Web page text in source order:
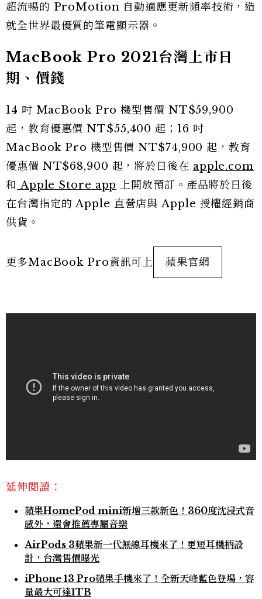
超流暢的 ProMotion 自動適應更新頻率技術，造
就全世界最優質的筆電顯示器。
MacBook Pro 2021台灣上市日
期、價錢
14 吋 MacBook Pro 機型售價 NT$59,900
起，教育優惠價 NT$55,400 起；16 吋
MacBook Pro 機型售價 NT$74,900 起，教育
優惠價 NT$68,900 起，將於日後在 apple.com
和 Apple Store app
上開放預訂。產品將於日後
在台灣指定的 Apple 直營店與 Apple 授權經銷商
供貨。
更多MacBook Pro資訊可上 蘋果官網
延伸閱讀：
蘋果HomePod mini新增三款新色！360度沈浸式音
感外，還會推薦專屬音樂
AirPods 3蘋果新一代無線耳機來了！更短耳機柄設
計，台灣售價曝光
iPhone 13 Pro蘋果手機來了！全新天峰藍色登場，容
量最大可達1TB